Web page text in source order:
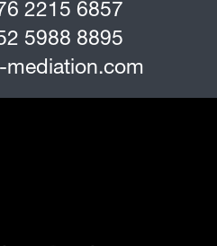
2215 6857
5988 8895
mediation.com